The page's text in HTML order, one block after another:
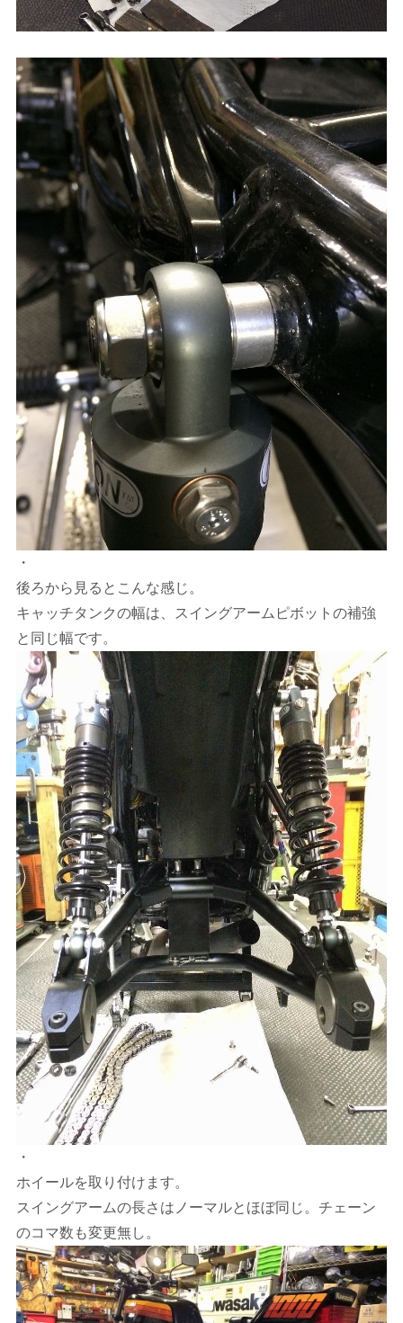
・
後ろから見るとこんな感じ。
キャッチタンクの幅は、スイングアームピボットの補強
と同じ幅です。
・
ホイールを取り付けます。
スイングアームの長さはノーマルとほぼ同じ。チェーン
のコマ数も変更無し。